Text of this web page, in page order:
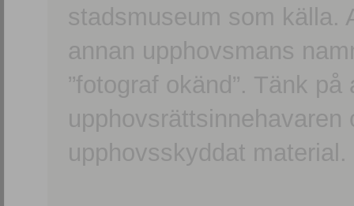
stadsmuseum som källa.
annan upphovsmans
”fotograf okänd”. Tänk
upphovsskyddat material.